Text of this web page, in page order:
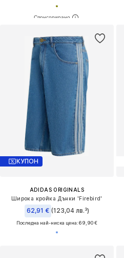
КУПОН
ADIDAS ORIGINALS
Широка кройка Дънки 'Firebird'
62,91 € (123,04 лв.³)
Последна най-ниска цена:69,90 €